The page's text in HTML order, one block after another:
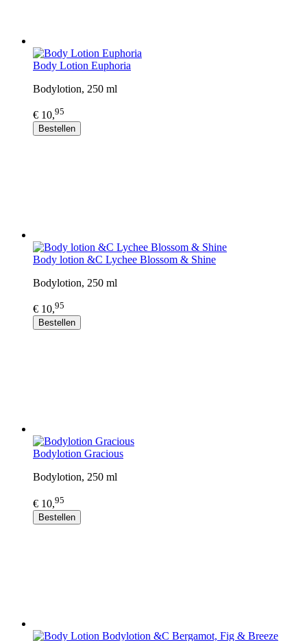
Body Lotion Euphoria
Bodylotion, 250 ml
€ 10,95
Bestellen
Body lotion &C Lychee Blossom & Shine
Bodylotion, 250 ml
€ 10,95
Bestellen
Bodylotion Gracious
Bodylotion, 250 ml
€ 10,95
Bestellen